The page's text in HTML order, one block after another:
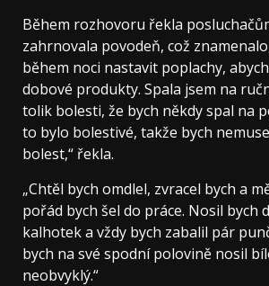
Během rozhovoru řekla
zahrnovala povodeň, což
během noci nastavit poplachy,
dobové produkty. Spala jsem na
tolik bolesti, že bych někdy spal na
to bylo bolestivé, takže bych
bolest,“ řekla.
„Chtěl bych omdlel, zvracel bych a
pořád bych šel do práce. Nosil bych
kalhotek a vždy bych zabalil pár
bych na své spodní polovině nosil
neobvyklý.“